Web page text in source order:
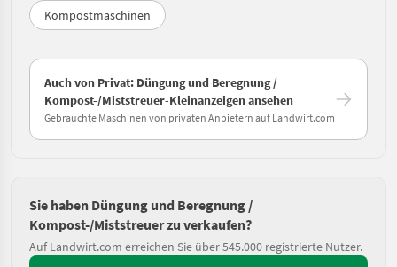
Kompostmaschinen
Auch von Privat: Düngung und Beregnung /
Kompost-/Miststreuer-Kleinanzeigen ansehen
Gebrauchte Maschinen von privaten Anbietern auf Landwirt.com
Sie haben Düngung und Beregnung /
Kompost-/Miststreuer zu verkaufen?
Auf Landwirt.com erreichen Sie über 545.000 registrierte Nutzer.